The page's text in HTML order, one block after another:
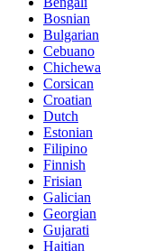
Bosnian
Bulgarian
Cebuano
Chichewa
Corsican
Croatian
Dutch
Estonian
Filipino
Finnish
Frisian
Galician
Georgian
Gujarati
Haitian